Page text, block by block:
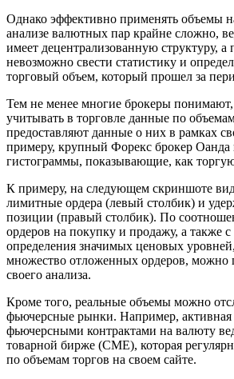
Однако эффективно применять объемы
анализе валютных пар крайне сложно,
имеет децентрализованную структуру, а
невозможно свести статистику и
торговый объем, который прошел за
Тем не менее многие брокеры
учитывать в торговле данные по
предоставляют данные о них в рамках
примеру, крупный Форекс брокер Оанда
гистограммы, показывающие, как
К примеру, на следующем скриншоте
лимитные ордера (левый столбик) и
позиции (правый столбик). По
ордеров на покупку и продажу, а также
определения значимых ценовых
множество отложенных ордеров, можно
своего анализа.
Кроме того, реальные объемы можно
фьючерсные рынки. Например, активная
фьючерсными контрактами на валюту
товарной бирже (CME), которая
по объемам торгов на своем сайте.